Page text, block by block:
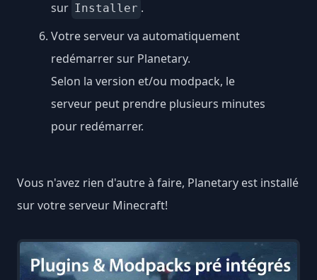
sur Installer .
Votre serveur va automatiquement
redémarrer sur Planetary.
Selon la version et/ou modpack, le
serveur peut prendre plusieurs minutes
pour redémarrer.
Vous n'avez rien d'autre à faire, Planetary est installé
sur votre serveur Minecraft!